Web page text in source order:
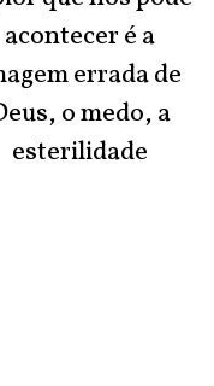
acontecer é a
errada de
o medo, a
esterilidade